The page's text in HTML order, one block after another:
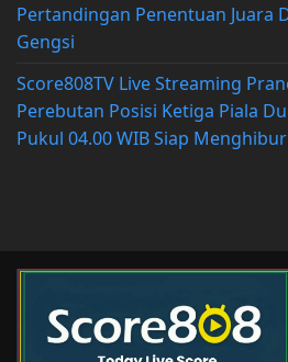
Pertandingan Penentuan Juara
Gengsi
Score808TV Live Streaming
Perebutan Posisi Ketiga Piala
Pukul 04.00 WIB Siap